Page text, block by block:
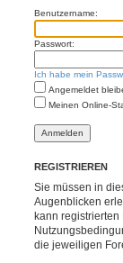
Benutzername:
Passwort:
Ich habe mein
Angemeldet
Meinen Online-
REGISTRIEREN
Sie müssen in
Augenblicken
kann
die jeweiligen